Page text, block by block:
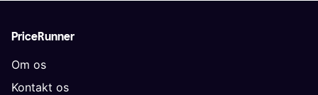
PriceRunner
Om os
Kontakt os